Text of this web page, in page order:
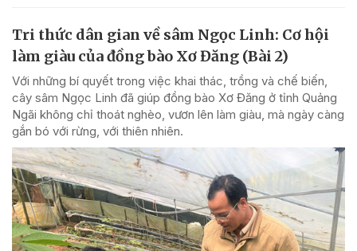
Tri thức dân gian về sâm Ngọc Linh: Cơ hội
làm giàu của đồng bào Xơ Đăng (Bài 2)
Với những bí quyết trong việc khai thác, trồng và chế biến,
cây sâm Ngọc Linh đã giúp đồng bào Xơ Đăng ở tỉnh Quảng
Ngãi không chỉ thoát nghèo, vươn lên làm giàu, mà ngày càng
gắn bó với rừng, với thiên nhiên.